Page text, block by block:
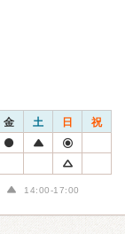
金 土 日 祝
14:00-17:00